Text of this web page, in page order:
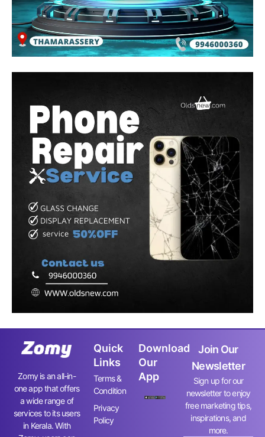
Zomy is an all-in-
one app that offers
a wide range of
services to its users
in Kerala. With
Quick
Links
Terms &
Condition
Privacy
Policy
Download
Our
App
Join Our
Newsletter
Sign up for our
newsletter to enjoy
free marketing tips,
inspirations, and
more.